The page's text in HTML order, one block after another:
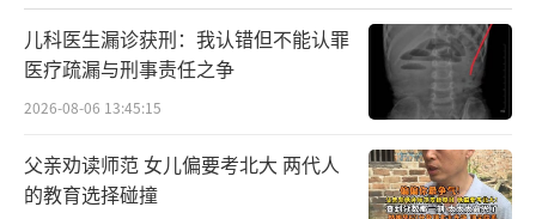
从被服务对象到积极行动者，有效回应老人被
需要的需求，也是真正意义上对服务对象的尊
重和增能。“老人，尤其是健康的老人往往是
的服务模式不仅让老人实现一定程度的自主活
动，也为本土人才发展提供了土壤，提升的不
儿科医生漏诊获刑：我认错但不能认罪
医疗疏漏与刑事责任之争
2026-08-06 13:45:15
父亲劝读师范 女儿偏要考北大 两代人
的教育选择碰撞